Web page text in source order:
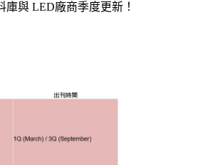
與 LED廠商季度更新！